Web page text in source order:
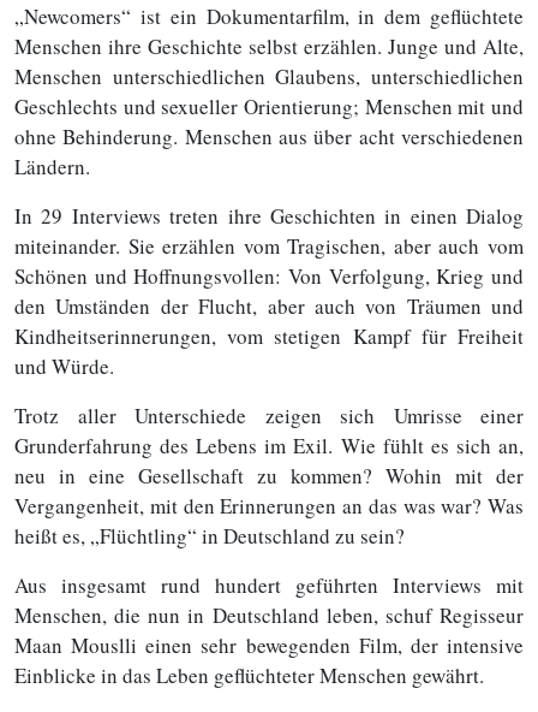
„Newcomers“ ist ein Dokumentarfilm, in dem geflüchtete
Menschen ihre Geschichte selbst erzählen. Junge und Alte,
Menschen unterschiedlichen Glaubens, unterschiedlichen
Geschlechts und sexueller Orientierung; Menschen mit und
ohne Behinderung. Menschen aus über acht verschiedenen
Ländern.
In 29 Interviews treten ihre Geschichten in einen Dialog
miteinander. Sie erzählen vom Tragischen, aber auch vom
Schönen und Hoffnungsvollen: Von Verfolgung, Krieg und
den Umständen der Flucht, aber auch von Träumen und
Kindheitserinnerungen, vom stetigen Kampf für Freiheit
und Würde.
Trotz aller Unterschiede zeigen sich Umrisse einer
Grunderfahrung des Lebens im Exil. Wie fühlt es sich an,
neu in eine Gesellschaft zu kommen? Wohin mit der
Vergangenheit, mit den Erinnerungen an das was war? Was
heißt es, „Flüchtling“ in Deutschland zu sein?
Aus insgesamt rund hundert geführten Interviews mit
Menschen, die nun in Deutschland leben, schuf Regisseur
Maan Mouslli einen sehr bewegenden Film, der intensive
Einblicke in das Leben geflüchteter Menschen gewährt.